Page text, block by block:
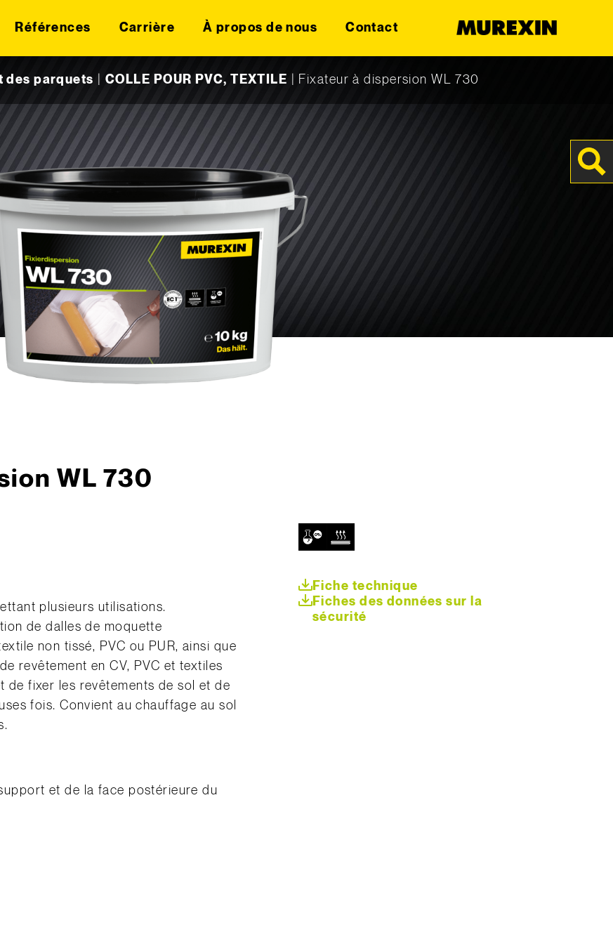
Références Carrière À propos de nous Contact
des parquets |COLLE POUR PVC, TEXTILE Fixateur à dispersion WL 730
WL 730
plusieurs utilisations.
de dalles de moquette
non tissé, PVC ou PUR, ainsi que
revêtement en CV, PVC et textiles
de fixer les revêtements de sol et de
fois. Convient au chauffage au sol
et de la face postérieure du
Fiche technique
Fiches des données sur la
sécurité